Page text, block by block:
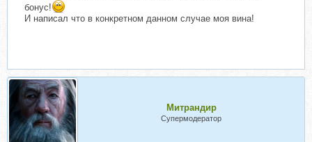
бонус!
И написал что в конкретном данном случае моя вина!
Митрандир
Супермодератор